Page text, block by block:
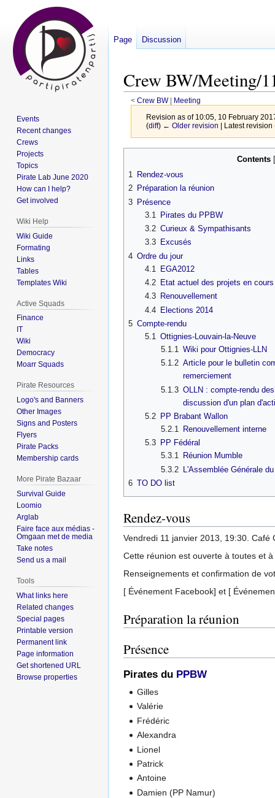
Crew BW/Meeting/
< Crew BW‎ | Meeting
Revision as of 10:05, 10 February
(diff) ← Older revision | Latest
Contents
1 Rendez-vous
2 Préparation la réunion
3 Présence
3.1
Pirates du PPBW
3.2 Curieux & Sympathisants
3.3
Excusés
4 Ordre du jour
4.1
EGA2012
4.2
Etat actuel des projets en cours
4.3
Renouvellement
4.4
Elections 2014
5 Compte-rendu
5.1 Ottignies-Louvain-la-Neuve
5.1.1 Wiki pour Ottignies-LLN
5.1.2 Article pour le bulletin
remerciement
5.1.3 OLLN : compte-rendu
discussion d'un plan
5.2
PP Brabant Wallon
5.2.1 Renouvellement interne
5.3
PP Fédéral
5.3.1 Réunion Mumble
5.3.2 L'Assemblée Générale
6 TO DO list
Rendez-vous
Vendredi 11 janvier 2013, 19:30. Café
Cette réunion est ouverte à toutes et
Renseignements et confirmation de
[ Événement Facebook] et [
Préparation la réunion
Présence
Pirates du PPBW
Gilles
Valérie
Frédéric
Alexandra
Lionel
Patrick
Antoine
Damien (PP Namur)
Page Discussion
Events
Recent changes
Crews
Projects
Topics
Pirate Lab June 2020
How can I help?
Get involved
Wiki Help
Wiki Guide
Formating
Links
Tables
Templates Wiki
Active Squads
Finance
IT
Wiki
Democracy
Moarr Squads
Pirate Resources
Logo's and Banners
Other Images
Signs and Posters
Flyers
Pirate Packs
Membership cards
More Pirate Bazaar
Survival Guide
Loomio
Arglab
Faire face aux médias -
Omgaan met de media
Take notes
Send us a mail
Tools
What links here
Related changes
Special pages
Printable version
Permanent link
Page information
Get shortened URL
Browse properties